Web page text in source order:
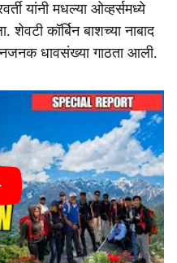
यांनी मधल्या ओव्हर्समध्ये
कॉर्बिन बाशच्या नाबाद
धावसंख्या गाठता आली.